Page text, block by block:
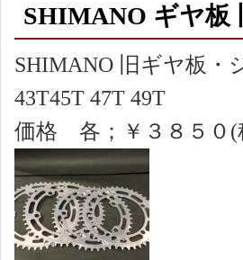
SHIMANO ギヤ板
SHIMANO 旧ギヤ板・
43T45T 47T 49T
価格 各；￥３８５０(